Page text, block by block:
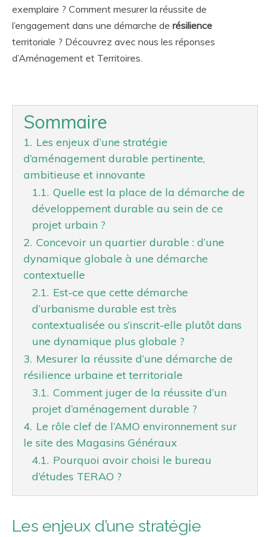
exemplaire ? Comment mesurer la réussite de
l’engagement dans une démarche de résilience
territoriale ? Découvrez avec nous les réponses
d’Aménagement et Territoires.
Sommaire
1. Les enjeux d’une stratégie
d’aménagement durable pertinente,
ambitieuse et innovante
1.1. Quelle est la place de la démarche de
développement durable au sein de ce
projet urbain ?
2. Concevoir un quartier durable : d’une
dynamique globale à une démarche
contextuelle
2.1. Est-ce que cette démarche
d’urbanisme durable est très
contextualisée ou s’inscrit-elle plutôt dans
une dynamique plus globale ?
3. Mesurer la réussite d’une démarche de
résilience urbaine et territoriale
3.1. Comment juger de la réussite d’un
projet d’aménagement durable ?
4. Le rôle clef de l’AMO environnement sur
le site des Magasins Généraux
4.1. Pourquoi avoir choisi le bureau
d’études TERAO ?
Les enjeux d’une stratégie